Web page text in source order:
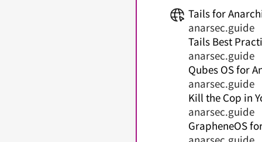
Tails for
anarsec.guide
Tails Best
anarsec.guide
Qubes OS for
anarsec.guide
Kill the Cop in
anarsec.guide
GrapheneOS